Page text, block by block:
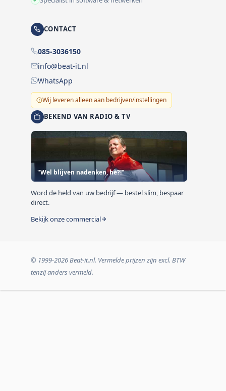
CONTACT
085-3036150
info@beat-it.nl
WhatsApp
Wij leveren alleen aan bedrijven/instellingen
BEKEND VAN RADIO & TV
"Wel blijven nadenken, hè?!"
Word de held van uw bedrijf — bestel slim, bespaar
direct.
Bekijk onze commercial
© 1999-2026 Beat-it.nl. Vermelde prijzen zijn excl. BTW
tenzij anders vermeld.